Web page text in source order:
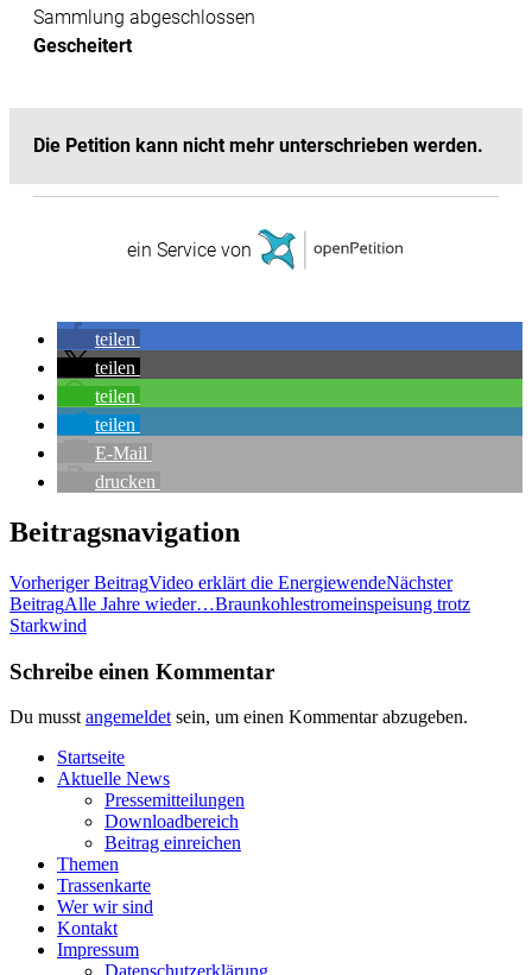
tei­len
tei­len
tei­len
tei­len
E‑Mail
dru­cken
Beitragsnavigation
Vorheriger BeitragVideo erklärt die EnergiewendeNächster
BeitragAlle Jah­re wieder…Braunkohlestromeinspeisung trotz
Starkwind
Schreibe einen Kommentar
Du musst angemeldet sein, um einen Kommentar abzugeben.
Start­sei­te
Aktu­el­le News
Pres­se­mit­tei­lun­gen
Down­load­be­reich
Bei­trag einreichen
The­men
Tras­sen­kar­te
Wer wir sind
Kon­takt
Impres­sum